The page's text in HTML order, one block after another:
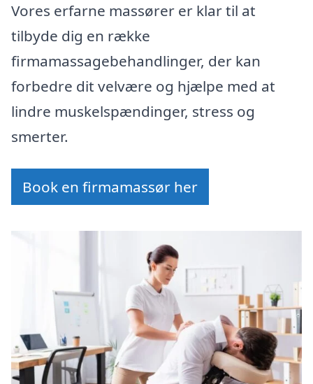
Vores erfarne massører er klar til at
tilbyde dig en række
firmamassagebehandlinger, der kan
forbedre dit velvære og hjælpe med at
lindre muskelspændinger, stress og
smerter.
Book en firmamassør her